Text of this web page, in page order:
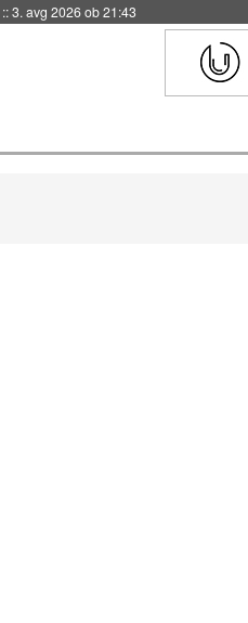
::3. avg 2026 ob 21:43